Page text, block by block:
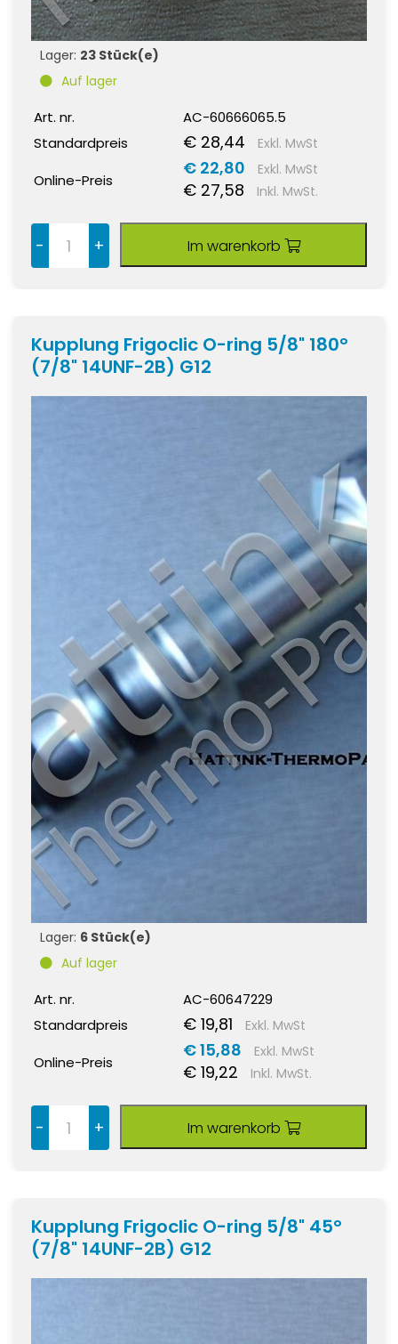
Lager: 23 Stück(e)
Auf lager
Art. nr.
AC-60666065.5
Standardpreis
€ 28,44 Exkl. MwSt
Online-Preis
€ 22,80 Exkl. MwSt
€ 27,58 Inkl. MwSt.
- + Im warenkorb
Kupplung Frigoclic O-ring 5/8" 180°
(7/8" 14UNF-2B) G12
Lager: 6 Stück(e)
Auf lager
Art. nr.
AC-60647229
Standardpreis
€ 19,81 Exkl. MwSt
Online-Preis
€ 15,88 Exkl. MwSt
€ 19,22 Inkl. MwSt.
- + Im warenkorb
Kupplung Frigoclic O-ring 5/8" 45°
(7/8" 14UNF-2B) G12